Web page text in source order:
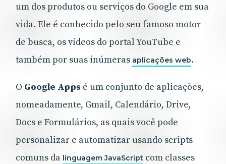
como tudo funciona integradamente. Isso
tudo será útil na integração de suas
aplicações web de forma mais rápida e
simples com os produtos Google, sem
necessitar sequer uma IDE ou ferramentas
um dos produtos ou serviços do Google em sua
vida. Ele é conhecido pelo seu famoso motor
de busca, os vídeos do portal YouTube e
também por suas inúmeras aplicações web.
O Google Apps é um conjunto de aplicações,
nomeadamente, Gmail, Calendário, Drive,
Docs e Formulários, as quais você pode
personalizar e automatizar usando scripts
comuns da linguagem JavaScript com classes